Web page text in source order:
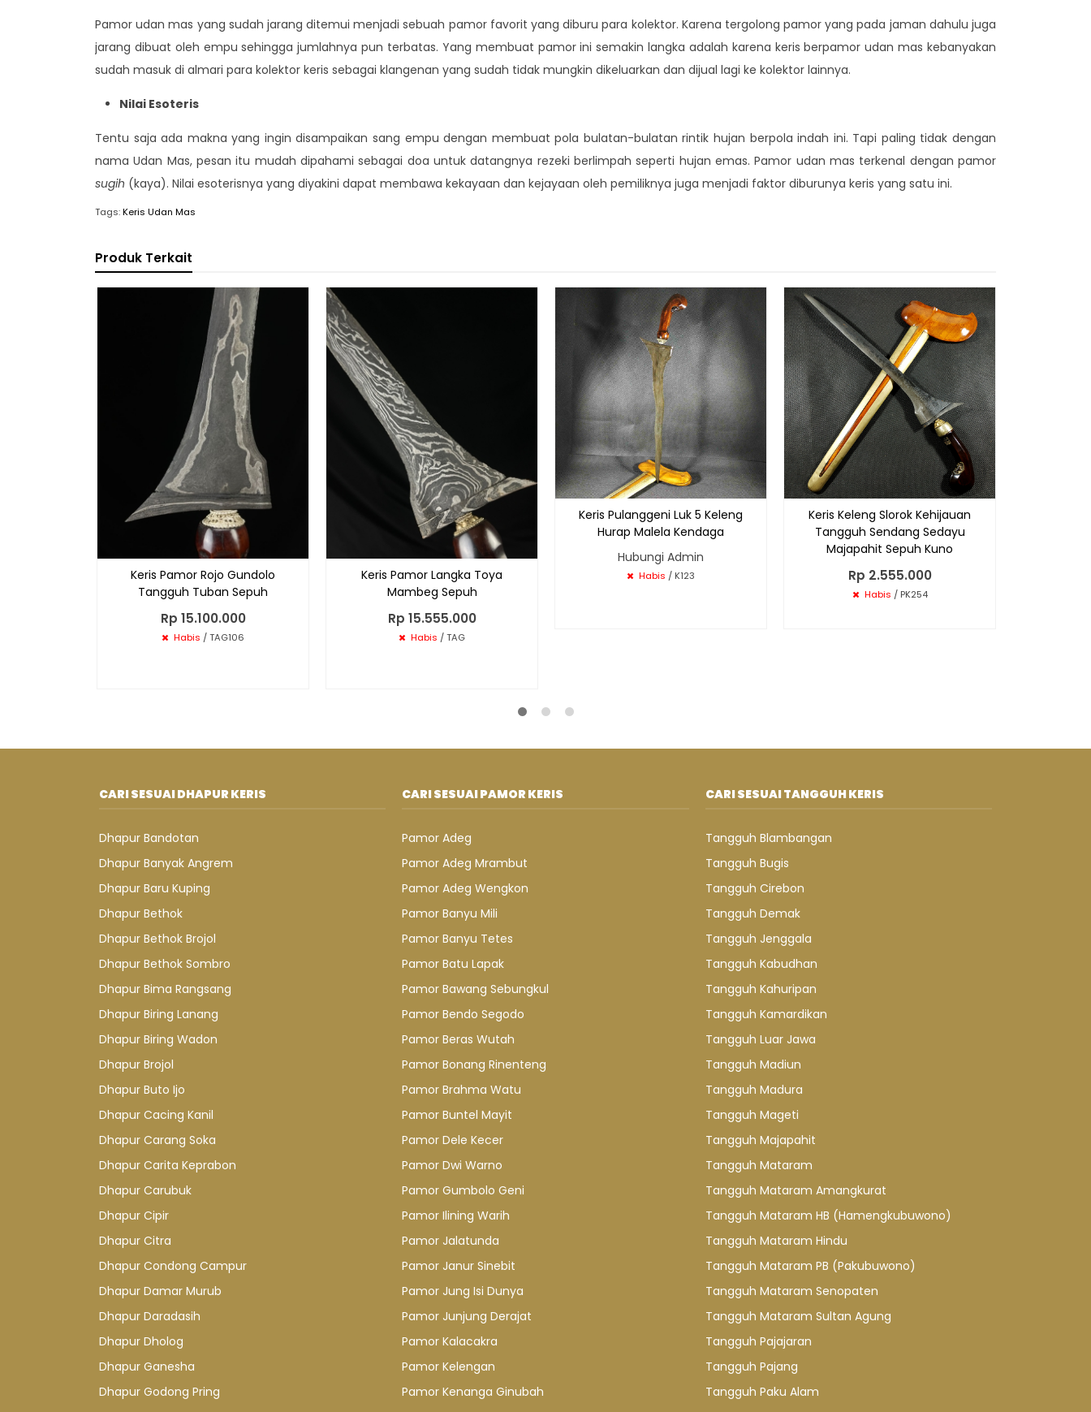
Pamor udan mas yang sudah jarang ditemui menjadi sebuah pamor favorit yang diburu para kolektor. Karena tergolong pamor yang pada jaman dahulu juga
jarang dibuat oleh empu sehingga jumlahnya pun terbatas. Yang membuat pamor ini semakin langka adalah karena keris berpamor udan mas kebanyakan
sudah masuk di almari para kolektor keris sebagai klangenan yang sudah tidak mungkin dikeluarkan dan dijual lagi ke kolektor lainnya.
Nilai Esoteris
Tentu saja ada makna yang ingin disampaikan sang empu dengan membuat pola bulatan-bulatan rintik hujan berpola indah ini. Tapi paling tidak dengan
nama Udan Mas, pesan itu mudah dipahami sebagai doa untuk datangnya rezeki berlimpah seperti hujan emas. Pamor udan mas terkenal dengan pamor
sugih (kaya). Nilai esoterisnya yang diyakini dapat membawa kekayaan dan kejayaan oleh pemiliknya juga menjadi faktor diburunya keris yang satu ini.
Tags:Keris Udan Mas
Produk Terkait
Keris Pamor Rojo Gundolo
Tangguh Tuban Sepuh
Rp 15.100.000
Habis / TAG106
Keris Pamor Langka Toya
Mambeg Sepuh
Rp 15.555.000
Habis / TAG
Keris Pulanggeni Luk 5 Keleng
Hurap Malela Kendaga
Hubungi Admin
Habis / K123
Keris Keleng Slorok Kehijauan
Tangguh Sendang Sedayu
Majapahit Sepuh Kuno
Rp 2.555.000
Habis / PK254
CARI SESUAI DHAPUR KERIS
Dhapur Bandotan
Dhapur Banyak Angrem
Dhapur Baru Kuping
Dhapur Bethok
Dhapur Bethok Brojol
Dhapur Bethok Sombro
Dhapur Bima Rangsang
Dhapur Biring Lanang
Dhapur Biring Wadon
Dhapur Brojol
Dhapur Buto Ijo
Dhapur Cacing Kanil
Dhapur Carang Soka
Dhapur Carita Keprabon
Dhapur Carubuk
Dhapur Cipir
Dhapur Citra
Dhapur Condong Campur
Dhapur Damar Murub
Dhapur Daradasih
Dhapur Dholog
Dhapur Ganesha
Dhapur Godong Pring
CARI SESUAI PAMOR KERIS
Pamor Adeg
Pamor Adeg Mrambut
Pamor Adeg Wengkon
Pamor Banyu Mili
Pamor Banyu Tetes
Pamor Batu Lapak
Pamor Bawang Sebungkul
Pamor Bendo Segodo
Pamor Beras Wutah
Pamor Bonang Rinenteng
Pamor Brahma Watu
Pamor Buntel Mayit
Pamor Dele Kecer
Pamor Dwi Warno
Pamor Gumbolo Geni
Pamor Ilining Warih
Pamor Jalatunda
Pamor Janur Sinebit
Pamor Jung Isi Dunya
Pamor Junjung Derajat
Pamor Kalacakra
Pamor Kelengan
Pamor Kenanga Ginubah
CARI SESUAI TANGGUH KERIS
Tangguh Blambangan
Tangguh Bugis
Tangguh Cirebon
Tangguh Demak
Tangguh Jenggala
Tangguh Kabudhan
Tangguh Kahuripan
Tangguh Kamardikan
Tangguh Luar Jawa
Tangguh Madiun
Tangguh Madura
Tangguh Mageti
Tangguh Majapahit
Tangguh Mataram
Tangguh Mataram Amangkurat
Tangguh Mataram HB (Hamengkubuwono)
Tangguh Mataram Hindu
Tangguh Mataram PB (Pakubuwono)
Tangguh Mataram Senopaten
Tangguh Mataram Sultan Agung
Tangguh Pajajaran
Tangguh Pajang
Tangguh Paku Alam